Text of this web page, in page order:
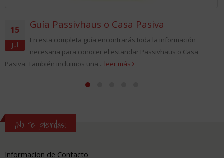
15
Jul
Guía Passivhaus o Casa Pasiva
En esta completa guía encontrarás toda la información
necesaria para conocer el estandar Passivhaus o Casa
Pasiva. También incluimos una... leer más
¡No te pierdas!
Informacion de Contacto